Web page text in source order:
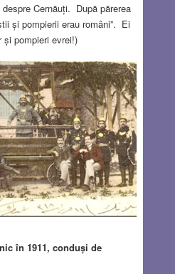
Cernăuți. După părerea
și pompierii erau români”. Ei
și pompieri evrei!)
în 1911, conduși de